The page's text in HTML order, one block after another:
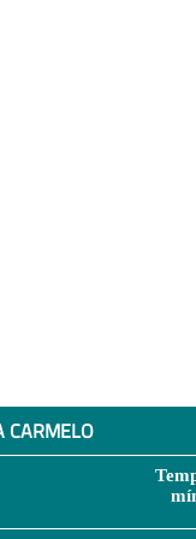
CARMELO